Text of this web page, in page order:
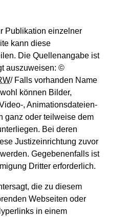
Publikation einzelner
kann diese
Die Quellenangabe ist
auszuweisen: ©
/ Falls vorhanden Name
können Bilder,
, Animationsdateien-
ganz oder teilweise dem
Bei deren
Justizeinrichtung zuvor
Gegebenenfalls ist
Dritter erforderlich.
die zu diesem
Webseiten oder
in einem